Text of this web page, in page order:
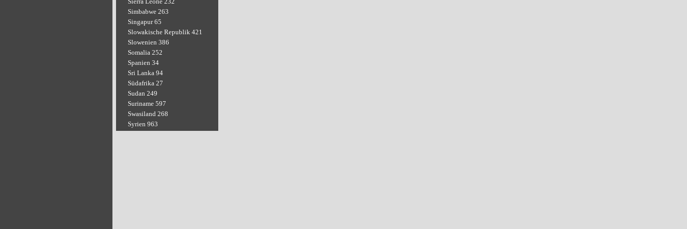
Simbabwe 263
Singapur 65
Slowakische Republik 421
Slowenien 386
Somalia 252
Spanien 34
Sri Lanka 94
Südafrika 27
Sudan 249
Suriname 597
Swasiland 268
Syrien 963